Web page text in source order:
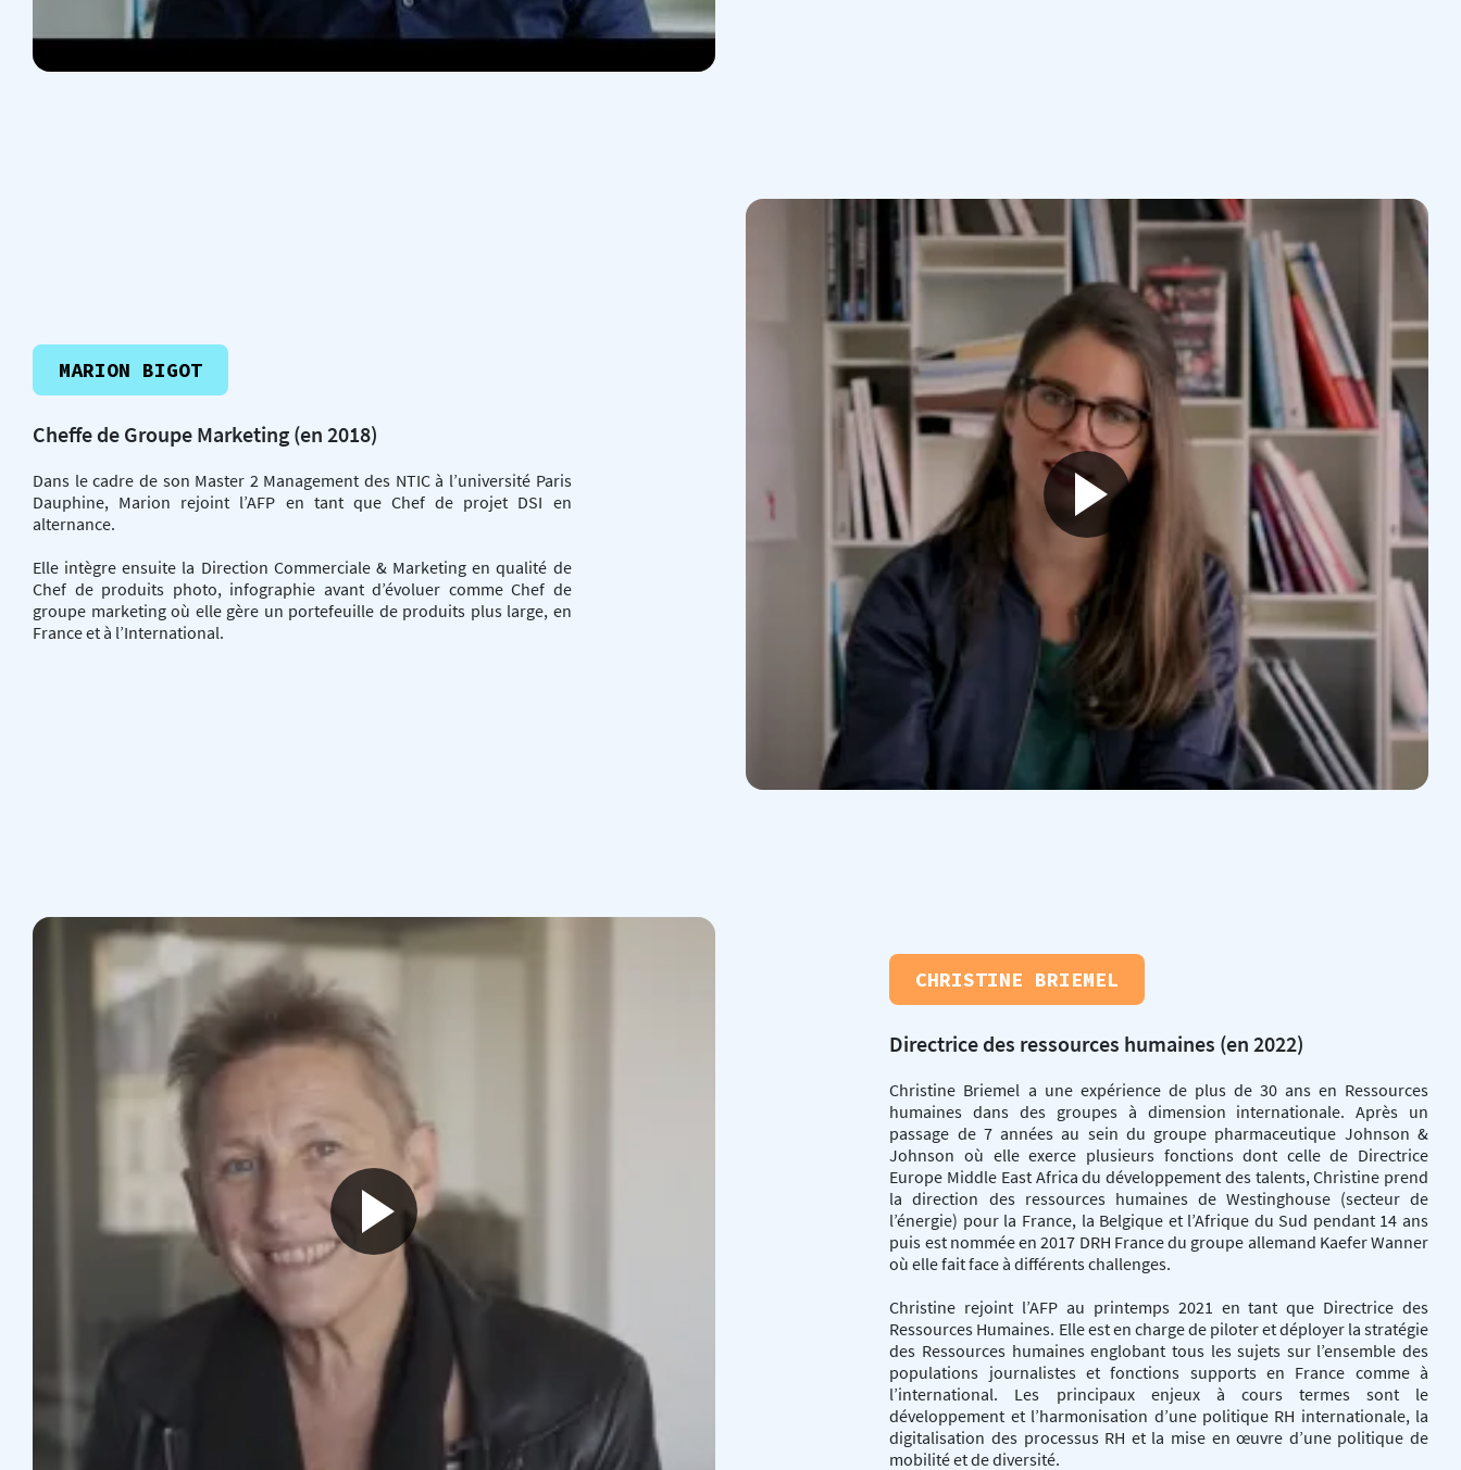
MARION BIGOT
Cheffe de Groupe Marketing (en 2018)
Dans le cadre de son Master 2 Management des NTIC à l’université Paris
Dauphine, Marion rejoint l’AFP en tant que Chef de projet DSI en
alternance.
Elle intègre ensuite la Direction Commerciale & Marketing en qualité de
Chef de produits photo, infographie avant d’évoluer comme Chef de
groupe marketing où elle gère un portefeuille de produits plus large, en
France et à l’International.
CHRISTINE BRIEMEL
Directrice des ressources humaines (en 2022)
Christine Briemel a une expérience de plus de 30 ans en Ressources
humaines dans des groupes à dimension internationale. Après un
passage de 7 années au sein du groupe pharmaceutique Johnson &
Johnson où elle exerce plusieurs fonctions dont celle de Directrice
Europe Middle East Africa du développement des talents, Christine prend
la direction des ressources humaines de Westinghouse (secteur de
l’énergie) pour la France, la Belgique et l’Afrique du Sud pendant 14 ans
puis est nommée en 2017 DRH France du groupe allemand Kaefer Wanner
où elle fait face à différents challenges.
Christine rejoint l’AFP au printemps 2021 en tant que Directrice des
Ressources Humaines. Elle est en charge de piloter et déployer la stratégie
des Ressources humaines englobant tous les sujets sur l’ensemble des
populations journalistes et fonctions supports en France comme à
l’international. Les principaux enjeux à cours termes sont le
développement et l’harmonisation d’une politique RH internationale, la
digitalisation des processus RH et la mise en œuvre d’une politique de
mobilité et de diversité.